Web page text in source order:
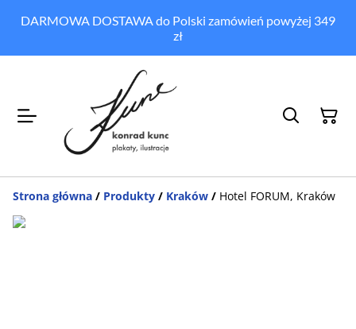
DARMOWA DOSTAWA do Polski zamówień powyżej 349
zł
Strona główna / Produkty / Kraków / Hotel FORUM, Kraków